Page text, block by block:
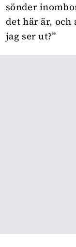
sönder
det här är,
jag ser ut?”